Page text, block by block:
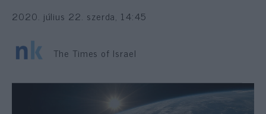
2020. július 22. szerda, 14:45
The Times of Israel